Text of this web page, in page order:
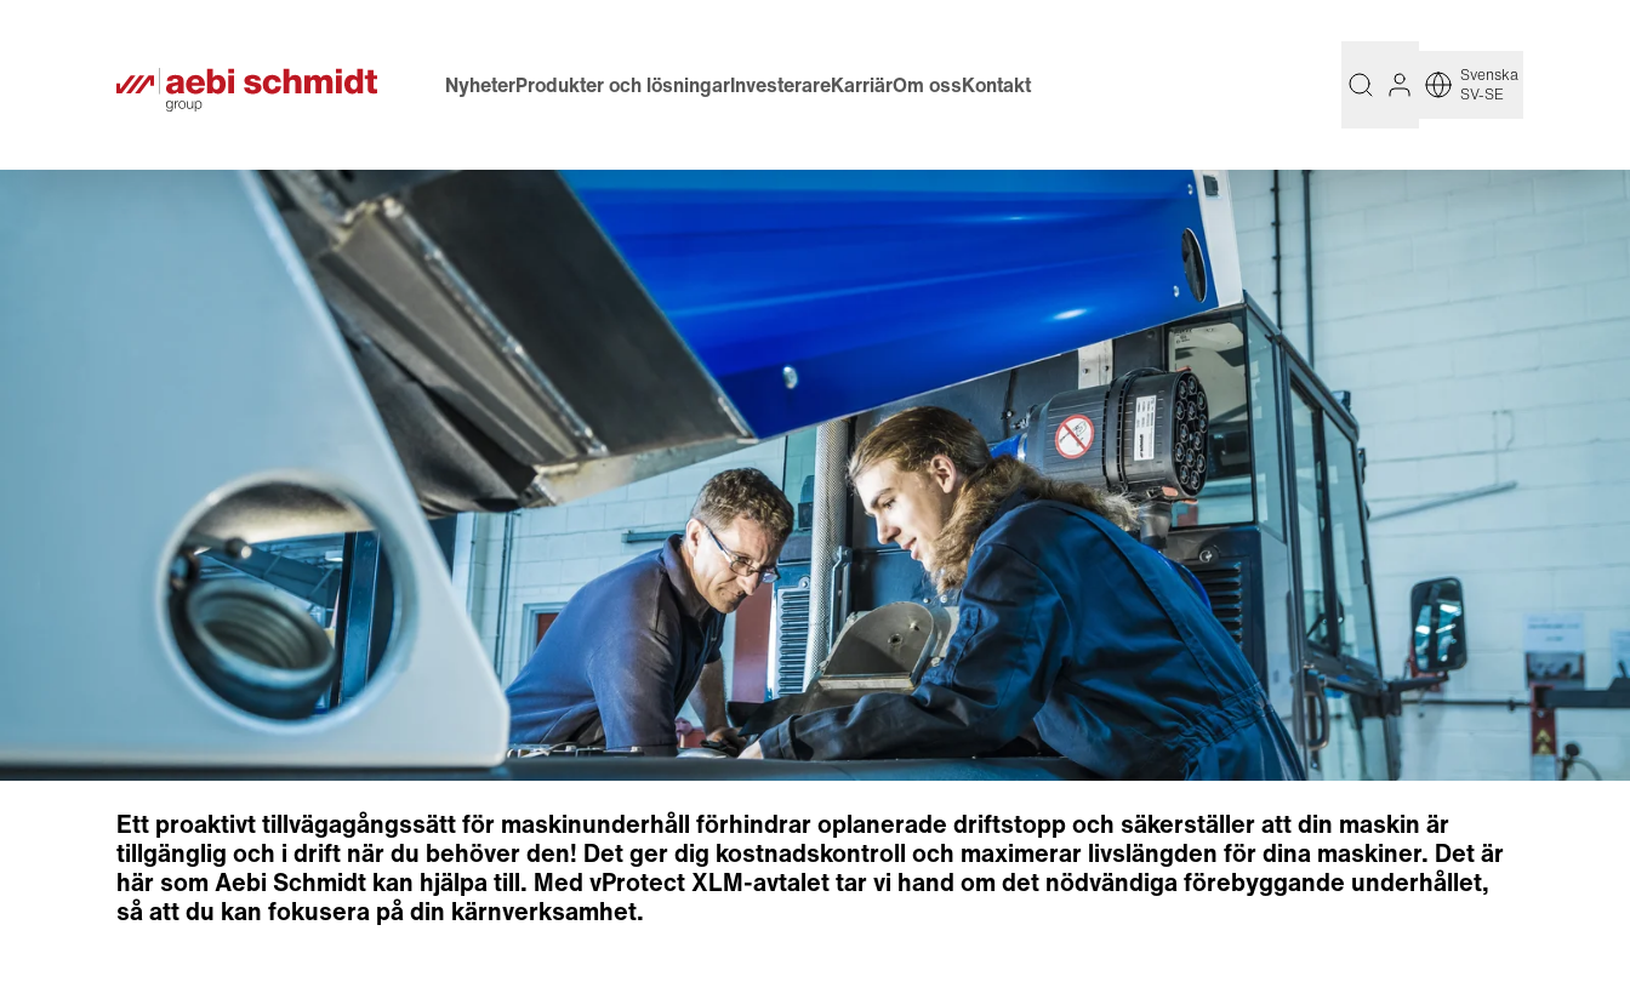
NyheterProdukter och lösningarInvesterareKarriärOm ossKontakt
Svenska
SV-SE
Ett proaktivt tillvägagångssätt för maskinunderhåll förhindrar oplanerade driftstopp och säkerställer att din maskin är
tillgänglig och i drift när du behöver den! Det ger dig kostnadskontroll och maximerar livslängden för dina maskiner. Det är
här som Aebi Schmidt kan hjälpa till. Med vProtect XLM-avtalet tar vi hand om det nödvändiga förebyggande underhållet,
så att du kan fokusera på din kärnverksamhet.